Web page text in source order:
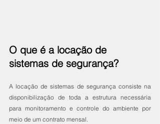
O que é a locação de
sistemas de segurança?
A locação de sistemas de segurança consiste na
disponibilização de toda a estrutura necessária
para monitoramento e controle do ambiente por
meio de um contrato mensal.